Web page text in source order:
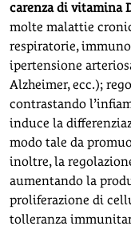
carenza di vitamina
molte malattie
respiratorie,
ipertensione
Alzheimer, ecc.);
contrastando
induce la
modo tale da
inoltre, la
aumentando la
proliferazione di
tolleranza